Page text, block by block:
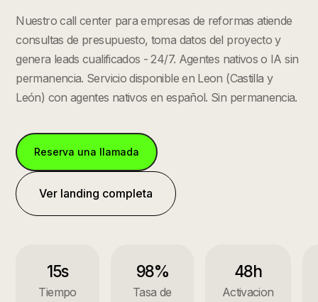
Nuestro call center para empresas de reformas atiende
consultas de presupuesto, toma datos del proyecto y
genera leads cualificados - 24/7. Agentes nativos o IA sin
permanencia. Servicio disponible en Leon (Castilla y
León) con agentes nativos en español. Sin permanencia.
Reserva una llamada
Ver landing completa
15s
Tiempo
98%
Tasa de
48h
Activacion